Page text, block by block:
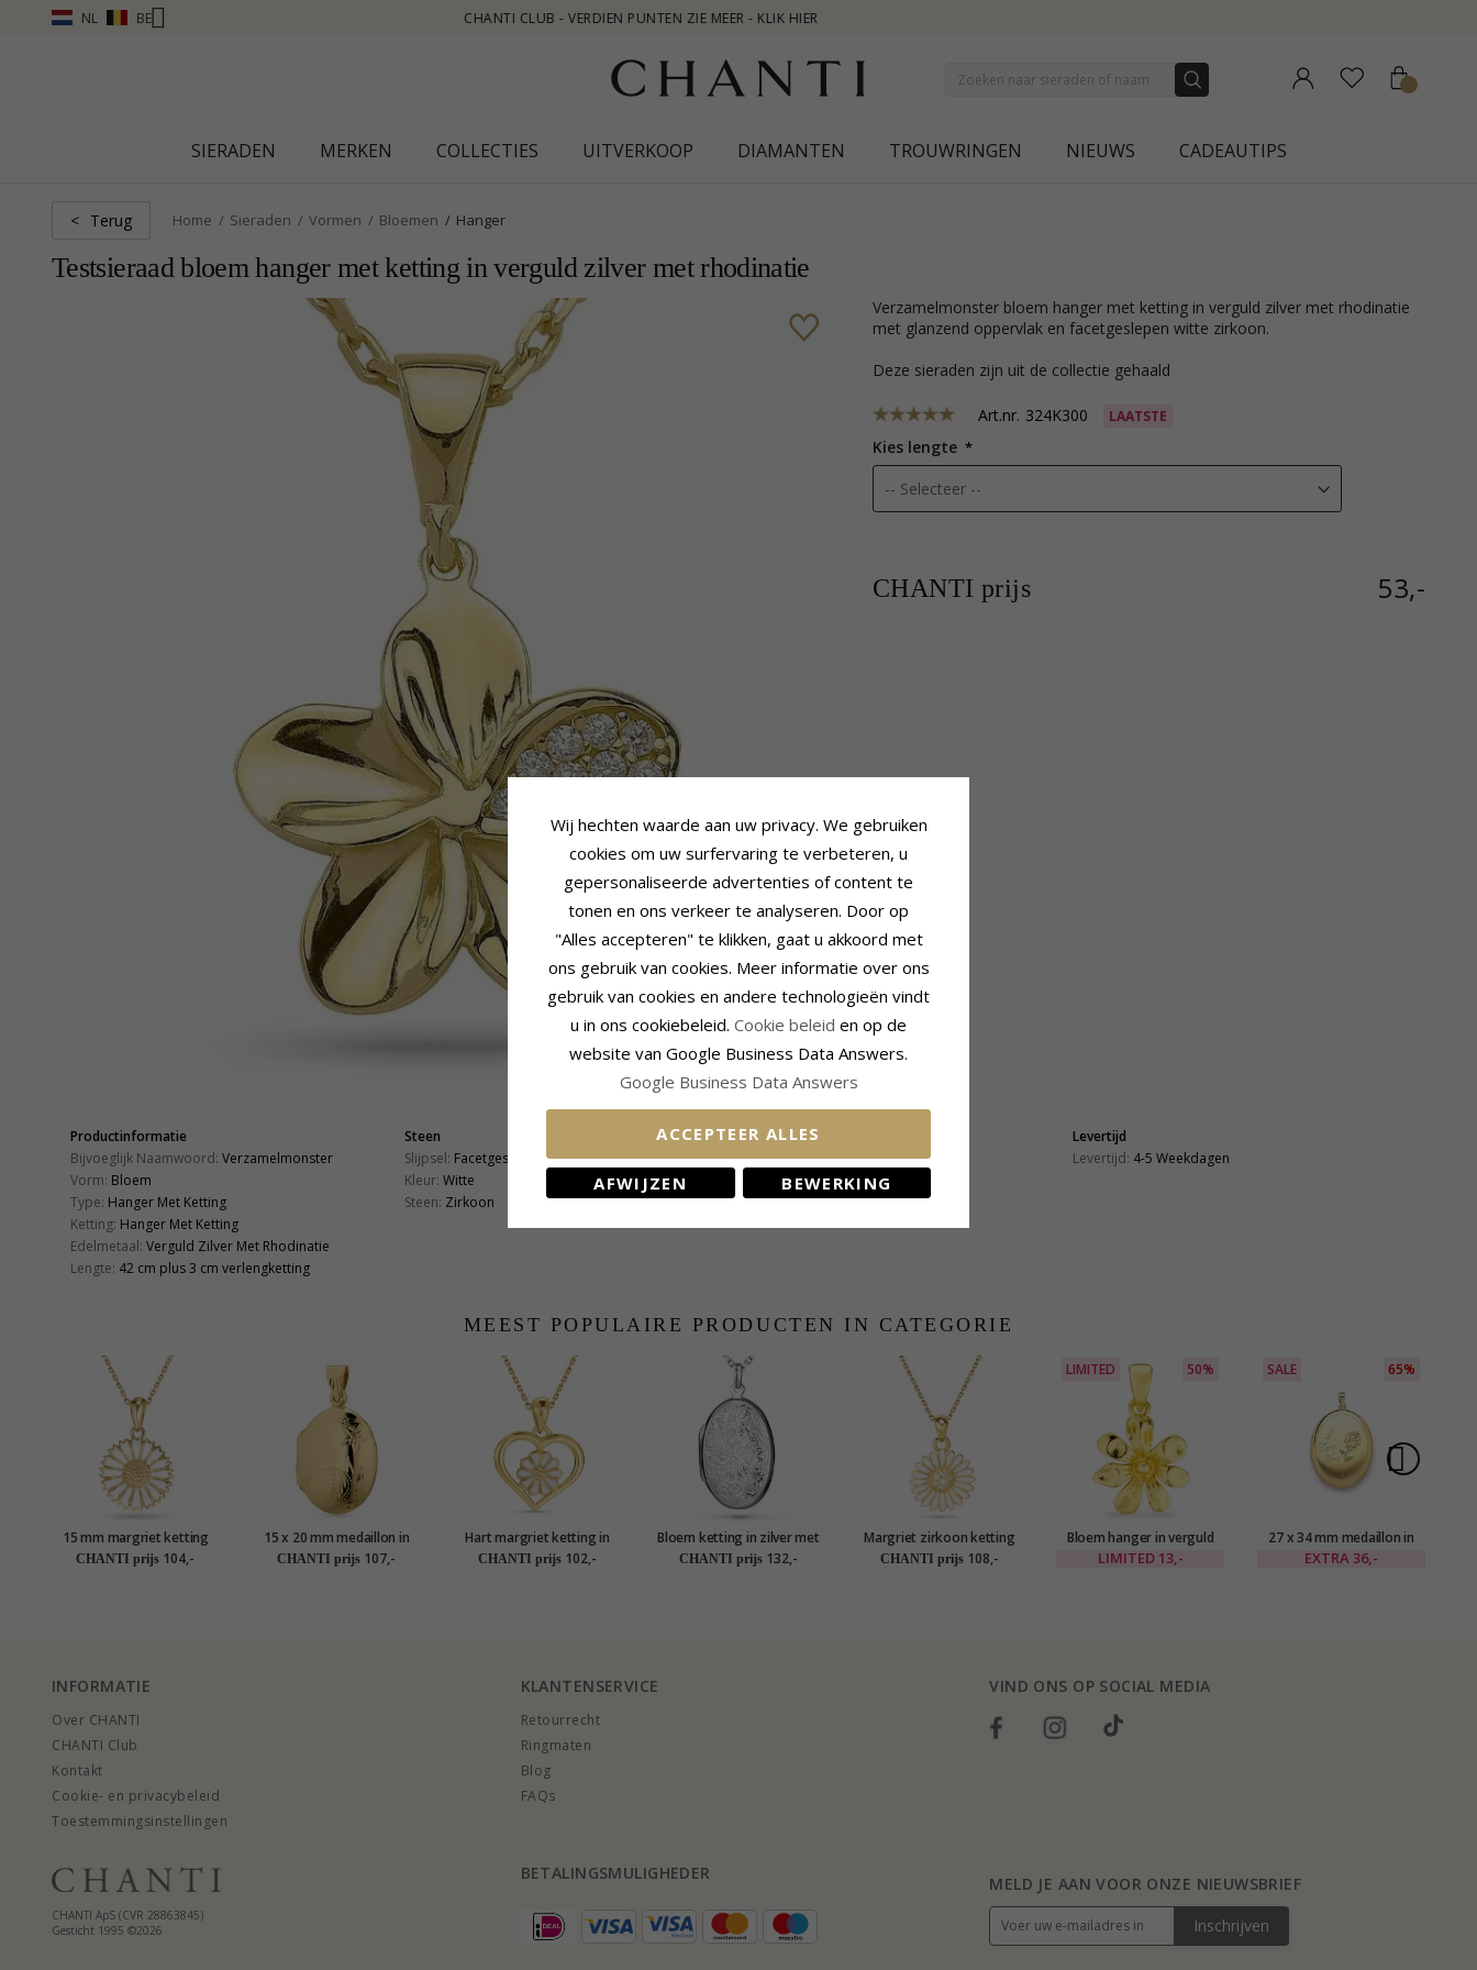
NL BE
CHANTI CLUB - VERDIEN PUNTEN ZIE MEER - KLIK HIER
SIERADEN MERKEN COLLECTIES UITVERKOOP DIAMANTEN TROUWRINGEN NIEUWS CADEAUTIPS
< Terug Home Sieraden Vormen Bloemen Hanger
Testsieraad bloem hanger met ketting in verguld zilver met rhodinatie
verzamelmonster bloem hanger met ketting in verguld zilver met rhodinatie
met glanzend oppervlak en facetgeslepen witte zirkoon.
Deze sieraden zijn uit de collectie gehaald
Art.nr. 324K300 LAATSTE
Kies lengte
CHANTI prijs 53,-
Productinformatie
Bijvoeglijk Naamwoord: Verzamelmonster
Vorm: Bloem
Type: Hanger Met Ketting
Ketting: Hanger Met Ketting
Edelmetaal: Verguld Zilver Met Rhodinatie
Lengte: 42 cm plus 3 cm verlengketting
Steen
Slijpsel: Facetgeslepen
Kleur: Witte
Steen: Zirkoon
Zetting
Lengte:14,5 mm
Breedte: 13,0 mm
Levertijd
Levertijd: 4-5 Weekdagen
MEEST POPULAIRE PRODUCTEN IN CATEGORIE
15 mm margriet ketting
met hanger in verguld
sterlingzilver - Marie
CHANTI prijs 104,-
15 x 20 mm medaillon in
verguld sterlingzilver
CHANTI prijs 107,-
Hart margriet ketting in
verguld sterlingzilver -
Maggie
CHANTI prijs 102,-
Bloem ketting in zilver met
hanger in zilver
CHANTI prijs 132,-
Margriet zirkoon ketting
met hanger in verguld
sterlingzilver - Matilda
CHANTI prijs 108,-
LIMITED 50%
Bloem hanger in verguld
messing - Eliné
LIMITED 13,-
SALE 65%
27 x 34 mm medaillon in
verguld sterlingzilver
EXTRA 36,-
INFORMATIE
Over CHANTI
CHANTI Club
Kontakt
Cookie- en privacybeleid
Toestemmingsinstellingen
KLANTENSERVICE
Retourrecht
Ringmaten
Blog
FAQs
VIND ONS OP SOCIAL MEDIA
CHANTI ApS (CVR 28863845)
Gesticht 1995 ©2026
BETALINGSMULIGHEDER
MELD JE AAN VOOR ONZE NIEUWSBRIEF
Inschrijven
Wij hechten waarde aan uw privacy. We gebruiken
cookies om uw surfervaring te verbeteren, u
gepersonaliseerde advertenties of content te
tonen en ons verkeer te analyseren. Door op
"Alles accepteren" te klikken, gaat u akkoord met
ons gebruik van cookies. Meer informatie over ons
gebruik van cookies en andere technologieën vindt
u in ons cookiebeleid. Cookie beleid en op de
website van Google Business Data Answers.
Google Business Data Answers
ACCEPTEER ALLES
AFWIJZEN BEWERKING